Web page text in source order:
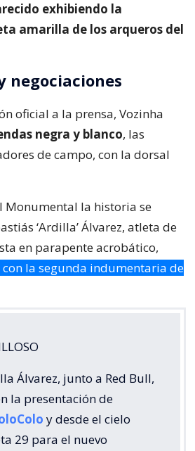
exhibiendo la
amarilla de los arqueros del
negociaciones
oficial a la prensa, Vozinha
negra y blanco, las
de campo, con la dorsal
Monumental la historia se
‘Ardilla’ Álvarez, atleta de
en parapente acrobático,
con la segunda indumentaria de
Álvarez, junto a Red Bull,
la presentación de
y desde el cielo
29 para el nuevo